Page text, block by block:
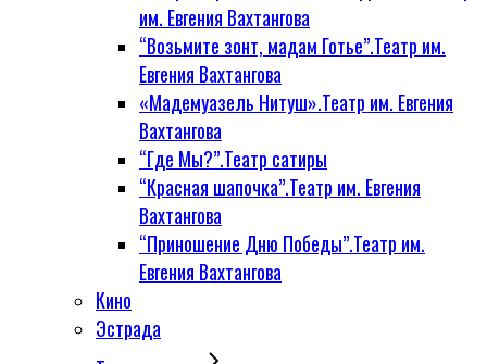
им. Евгения Вахтангова
“Возьмите зонт, мадам Готье”.Театр им.
Евгения Вахтангова
«Мадемуазель Нитуш».Театр им. Евгения
Вахтангова
“Где Мы?”.Театр сатиры
“Красная шапочка”.Театр им. Евгения
Вахтангова
“Приношение Дню Победы”.Театр им.
Евгения Вахтангова
Кино
Эстрада